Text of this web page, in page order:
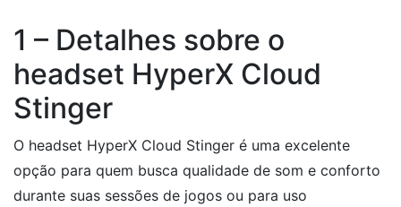
1 – Detalhes sobre o
headset HyperX Cloud
Stinger
O headset HyperX Cloud Stinger é uma excelente
opção para quem busca qualidade de som e conforto
durante suas sessões de jogos ou para uso